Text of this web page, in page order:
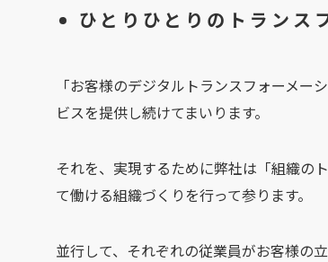
ひとりひとりのトランス
「お客様のデジタルトランスフォーメ
ビスを提供し続けてまいります。
それを、実現するために弊社は「組織の
て働ける組織づくりを行って参ります。
並行して、それぞれの従業員がお客様の